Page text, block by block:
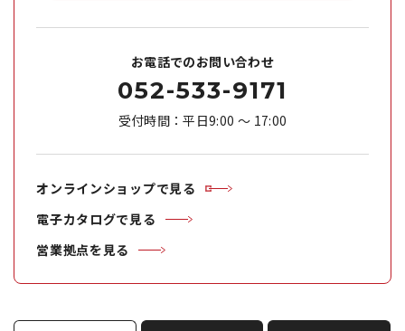
お電話でのお問い合わせ
052-533-9171
受付時間：平日9:00 ～ 17:00
オンラインショップで見る
電子カタログで見る
営業拠点を見る